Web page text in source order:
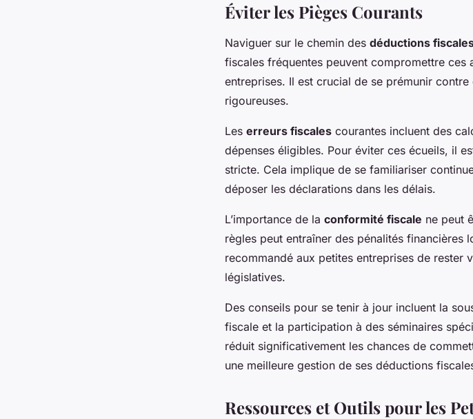
Éviter les Pièges Courants
Naviguer sur le chemin des déductions
fiscales fréquentes peuvent compromettre ces
entreprises. Il est crucial de se prémunir
rigoureuses.
Les erreurs fiscales courantes incluent des
dépenses éligibles. Pour éviter ces écueils, il
stricte. Cela implique de se familiariser
déposer les déclarations dans les délais.
L’importance de la conformité fiscale ne peut
règles peut entraîner des pénalités
recommandé aux petites entreprises de rester
législatives.
Des conseils pour se tenir à jour incluent la
fiscale et la participation à des séminaires
réduit significativement les chances de
une meilleure gestion de ses déductions
Ressources et Outils pour les